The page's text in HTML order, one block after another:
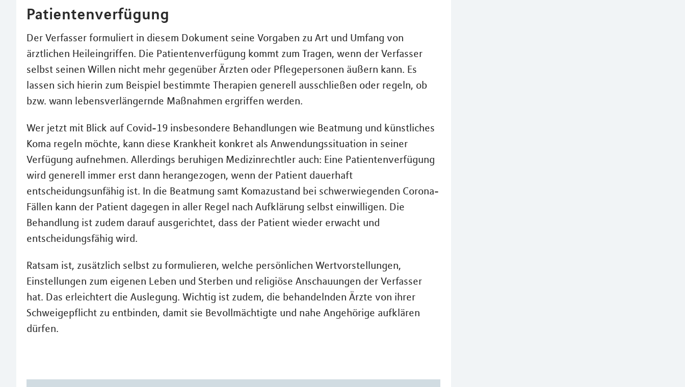
Patientenverfügung
Der Verfasser formuliert in diesem Dokument seine Vorgaben zu Art und Umfang von
ärztlichen Heileingriffen. Die Patientenverfügung kommt zum Tragen, wenn der Verfasser
selbst seinen Willen nicht mehr gegenüber Ärzten oder Pflegepersonen äußern kann. Es
lassen sich hierin zum Beispiel bestimmte Therapien generell ausschließen oder regeln, ob
bzw. wann lebensverlängernde Maßnahmen ergriffen werden.
Wer jetzt mit Blick auf Covid-19 insbesondere Behandlungen wie Beatmung und künstliches
Koma regeln möchte, kann diese Krankheit konkret als Anwendungssituation in seiner
Verfügung aufnehmen. Allerdings beruhigen Medizinrechtler auch: Eine Patientenverfügung
wird generell immer erst dann herangezogen, wenn der Patient dauerhaft
entscheidungsunfähig ist. In die Beatmung samt Komazustand bei schwerwiegenden Corona-
Fällen kann der Patient dagegen in aller Regel nach Aufklärung selbst einwilligen. Die
Behandlung ist zudem darauf ausgerichtet, dass der Patient wieder erwacht und
entscheidungsfähig wird.
Ratsam ist, zusätzlich selbst zu formulieren, welche persönlichen Wertvorstellungen,
Einstellungen zum eigenen Leben und Sterben und religiöse Anschauungen der Verfasser
hat. Das erleichtert die Auslegung. Wichtig ist zudem, die behandelnden Ärzte von ihrer
Schweigepflicht zu entbinden, damit sie Bevollmächtigte und nahe Angehörige aufklären
dürfen.